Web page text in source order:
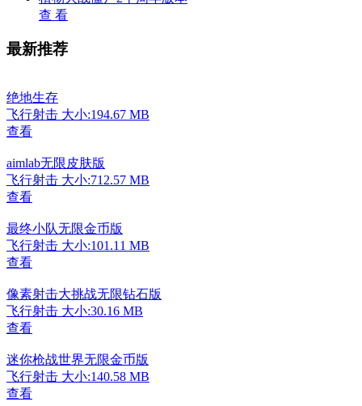
查 看
最新推荐
绝地生存
飞行射击 大小:194.67 MB
查看
aimlab无限皮肤版
飞行射击 大小:712.57 MB
查看
最终小队无限金币版
飞行射击 大小:101.11 MB
查看
像素射击大挑战无限钻石版
飞行射击 大小:30.16 MB
查看
迷你枪战世界无限金币版
飞行射击 大小:140.58 MB
查看